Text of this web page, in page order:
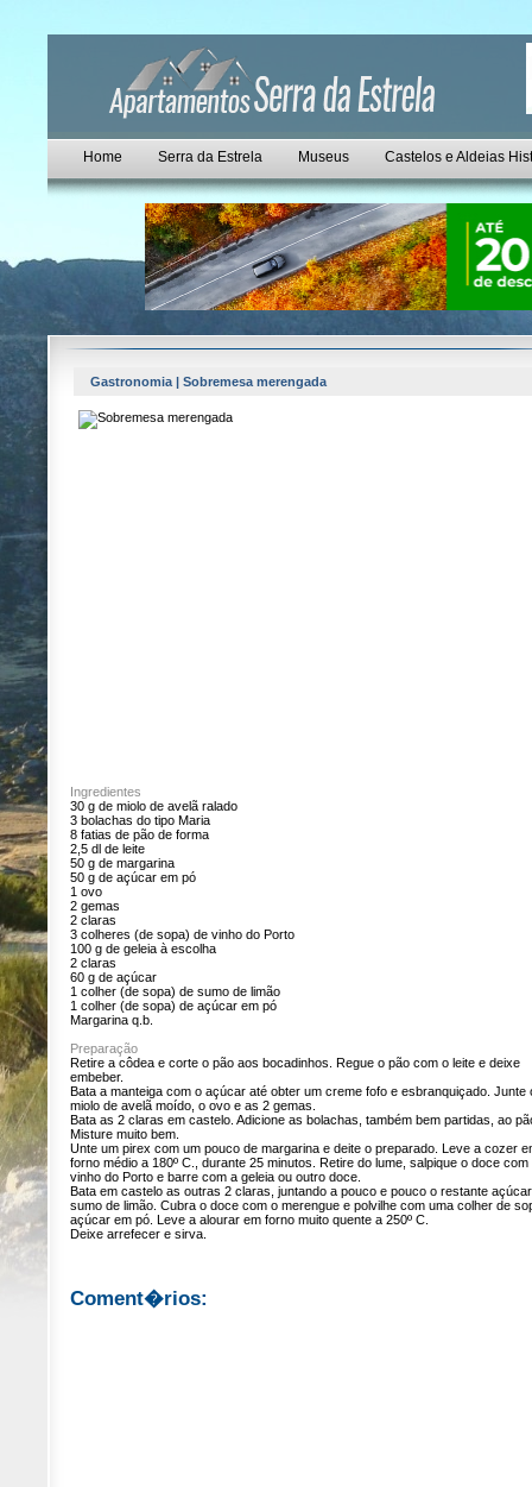
Home Serra da Estrela Museus Castelos e Aldeias
Gastronomia | Sobremesa merengada
Ingredientes
30 g de miolo de avelã ralado
3 bolachas do tipo Maria
8 fatias de pão de forma
2,5 dl de leite
50 g de margarina
50 g de açúcar em pó
1 ovo
2 gemas
2 claras
3 colheres (de sopa) de vinho do Porto
100 g de geleia à escolha
2 claras
60 g de açúcar
1 colher (de sopa) de sumo de limão
1 colher (de sopa) de açúcar em pó
Margarina q.b.
Preparação
Retire a côdea e corte o pão aos bocadinhos. Regue o pão com o leite e deixe
embeber.
Bata a manteiga com o açúcar até obter um creme fofo e esbranquiçado. Junte
miolo de avelã moído, o ovo e as 2 gemas.
Bata as 2 claras em castelo. Adicione as bolachas, também bem partidas, ao
Misture muito bem.
Unte um pirex com um pouco de margarina e deite o preparado. Leve a cozer
forno médio a 180º C., durante 25 minutos. Retire do lume, salpique o doce com
vinho do Porto e barre com a geleia ou outro doce.
Bata em castelo as outras 2 claras, juntando a pouco e pouco o restante
sumo de limão. Cubra o doce com o merengue e polvilhe com uma colher de
açúcar em pó. Leve a alourar em forno muito quente a 250º C.
Deixe arrefecer e sirva.
Coment�rios: